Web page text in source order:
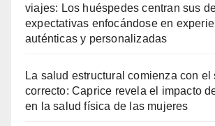
viajes: Los huéspedes centran sus
expectativas enfocándose en
auténticas y personalizadas
La salud estructural comienza con el
correcto: Caprice revela el impacto
en la salud física de las mujeres